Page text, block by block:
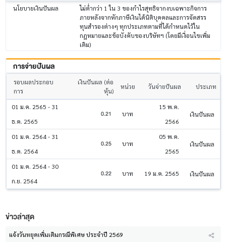
นโยบายเงินปันผล
ไม่ต่ำกว่า 1 ใน 3 ของกำไรสุทธิจากงบเฉพาะกิจการ
ภายหลังจากหักภาษีเงินได้นิติบุคคลและการจัดสรร
ทุนสำรองต่างๆ ทุกประเภทตามที่ได้กำหนดไว้ใน
กฎหมายและข้อบังคับของบริษัทฯ (โดยมีเงื่อนไขเพิ่ม
เติม)
การจ่ายปันผล
รอบผลประกอบ
การ
เงินปันผล (ต่อ
หุ้น)
หน่วย วันจ่ายปันผล ประเภท
01 ม.ค. 2565 - 31
ธ.ค. 2565
0.21 บาท
15 พ.ค.
2566
เงินปันผล
01 ม.ค. 2564 - 31
ธ.ค. 2564
0.25 บาท
05 พ.ค.
2565
เงินปันผล
01 ม.ค. 2564 - 30
ก.ย. 2564
0.22 บาท 19 ม.ค. 2565 เงินปันผล
ข่าวล่าสุด
แจ้งวันหยุดเพิ่มเติมกรณีพิเศษ ประจำปี 2569